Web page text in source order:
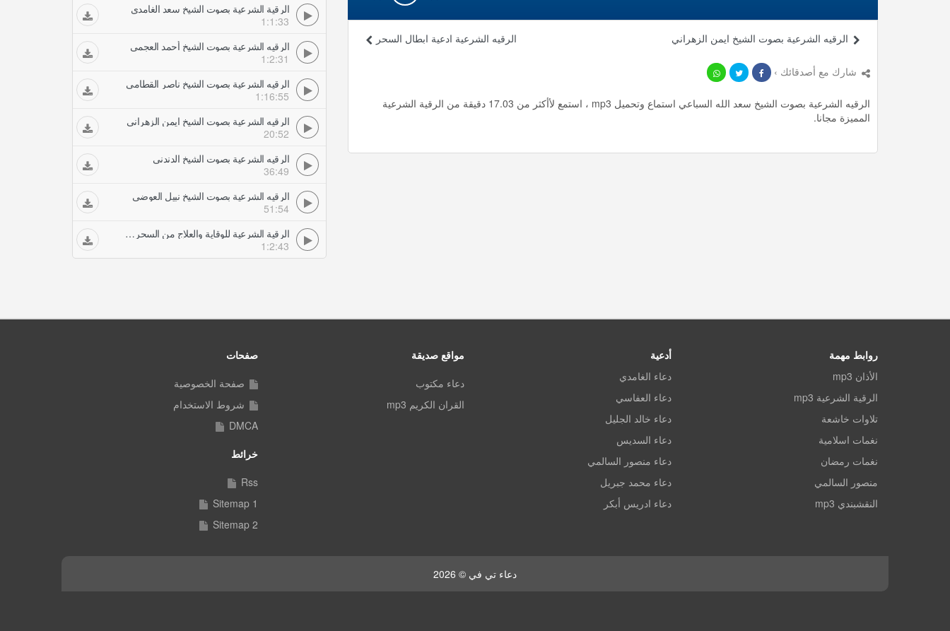
الرقيه الشرعية ادعية ابطال السحر الرقيه الشرعية بصوت الشيخ ايمن الزهراني
شارك مع أصدقائك ›
الرقيه الشرعية بصوت الشيخ سعد الله السباعي استماع وتحميل mp3 ، استمع لأأكثر من 17.03 دقيقة من الرقية الشرعية
المميزة مجانا.
الرقية الشرعية بصوت الشيخ سعد الغامدي
1:1:33
الرقيه الشرعية بصوت الشيخ أحمد العجمي
1:2:31
الرقيه الشرعية بصوت الشيخ ناصر القطامي
1:16:55
الرقيه الشرعية بصوت الشيخ ايمن الزهراني
20:52
الرقيه الشرعية بصوت الشيخ الدندني
36:49
الرقيه الشرعية بصوت الشيخ نبيل العوضي
51:54
الرقية الشرعية للوقاية والعلاج من السحر والمس والعين والحسد بصوت الشيخ سعد الغامدي
1:2:43
روابط مهمة
الأذان mp3
الرقية الشرعية mp3
تلاوات خاشعة
نغمات اسلامية
نغمات رمضان
منصور السالمي
النقشبندي mp3
أدعية
دعاء الغامدي
دعاء العفاسي
دعاء خالد الجليل
دعاء السديس
دعاء منصور السالمي
دعاء محمد جبريل
دعاء ادريس أبكر
مواقع صديقة
دعاء مكتوب
القران الكريم mp3
صفحات
صفحة الخصوصية
شروط الاستخدام
DMCA
خرائط
Rss
Sitemap 1
Sitemap 2
دعاء تي في © 2026